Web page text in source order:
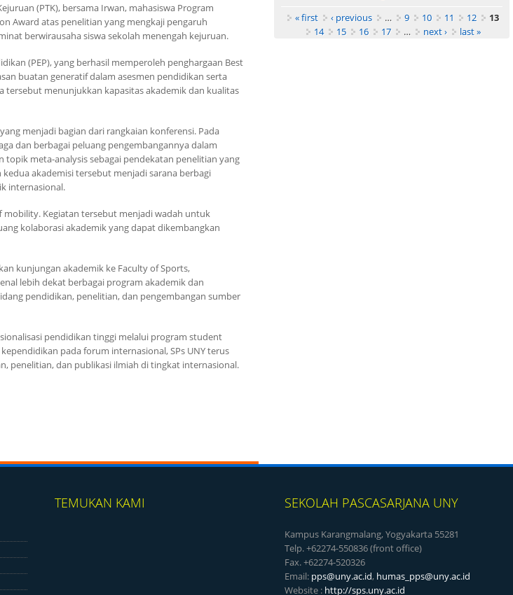
(PTK), bersama Irwan, mahasiswa Program
Award atas penelitian yang mengkaji pengaruh
berwirausaha siswa sekolah menengah kejuruan.
(PEP), yang berhasil memperoleh penghargaan Best
buatan generatif dalam asesmen pendidikan serta
tersebut menunjukkan kapasitas akademik dan kualitas
menjadi bagian dari rangkaian konferensi. Pada
dan berbagai peluang pengembangannya dalam
topik meta-analysis sebagai pendekatan penelitian yang
akademisi tersebut menjadi sarana berbagi
internasional.
mobility. Kegiatan tersebut menjadi wadah untuk
kolaborasi akademik yang dapat dikembangkan
kunjungan akademik ke Faculty of Sports,
lebih dekat berbagai program akademik dan
pendidikan, penelitian, dan pengembangan sumber
pendidikan tinggi melalui program student
pada forum internasional, SPs UNY terus
penelitian, dan publikasi ilmiah di tingkat internasional.
Pages
« first ‹ previous … 9 10 11 12
13
14
15 16 17 … next › last »
TEMUKAN KAMI SEKOLAH PASCASARJANA UNY
Kampus Karangmalang, Yogyakarta 55281
Telp. +62274-550836 (front office)
Fax. +62274-520326
Email: pps@uny.ac.id, humas_pps@uny.ac.id
Website : http://sps.uny.ac.id